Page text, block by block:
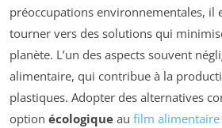
préoccupations environnementales, il
tourner vers des solutions qui
planète. L’un des aspects souvent
alimentaire, qui contribue à la
plastiques. Adopter des alternatives
option écologique au film alimentaire